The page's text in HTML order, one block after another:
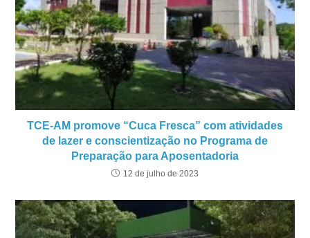
TCE-AM promove “Cuca Fresca” com atividades
de lazer e conscientização no Programa de
Preparação para Aposentadoria
12 de julho de 2023